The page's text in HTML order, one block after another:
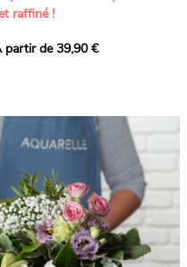
raffiné !
délicat et généreux, imaginé
de pureté et de
que les giroflées dévoilent
et une allure naturellement
léger et aérien, vient
de douceur, pendant que
une note d’élégance et de
harmonie florale.
partir de 39,90 €